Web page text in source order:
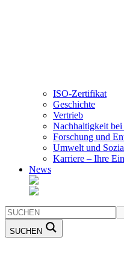
ISO-Zertifikat
Geschichte
Vertrieb
Nachhaltigkeit bei
Forschung und
Umwelt und
Karriere – Ihre
News
SUCHEN